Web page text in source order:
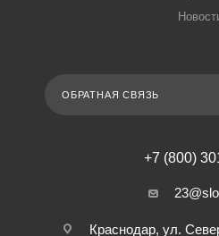
ОБРАТНАЯ СВЯЗЬ
+7 (800)
Краснодар, ул.